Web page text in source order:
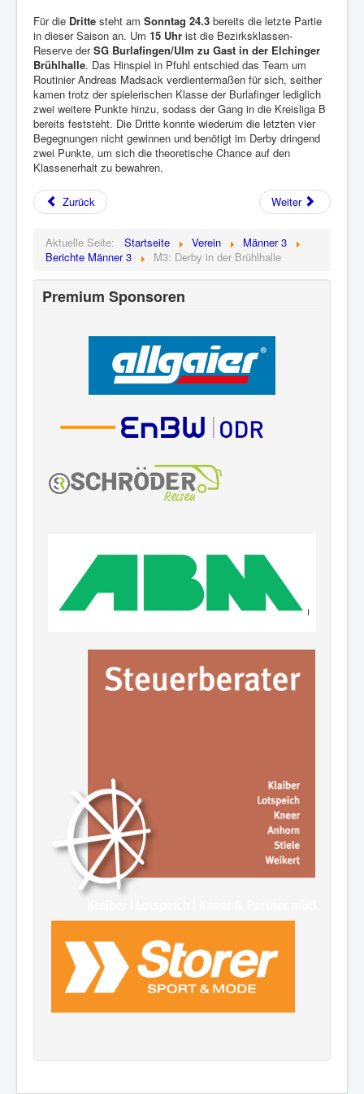
Für die Dritte steht am Sonntag 24.3 bereits die letzte Partie
in dieser Saison an. Um 15 Uhr ist die Bezirksklassen-
Reserve derSG Burlafingen/Ulm zu Gast in der Elchinger
Brühlhalle. Das Hinspiel in Pfuhl entschied das Team um
Routinier Andreas Madsack verdientermaßen für sich, seither
kamen trotz der spielerischen Klasse der Burlafinger lediglich
zwei weitere Punkte hinzu, sodass der Gang in die Kreisliga B
bereits feststeht. Die Dritte konnte wiederum die letzten vier
Begegnungen nicht gewinnen und benötigt im Derby dringend
zwei Punkte, um sich die theoretische Chance auf den
Klassenerhalt zu bewahren.
Zurück Weiter
Aktuelle Seite: Startseite Verein
Männer 3
Berichte Männer 3
M3: Derby in der Brühlhalle
Premium Sponsoren